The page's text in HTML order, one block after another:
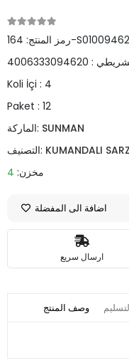
رمز المنتج:164-S01009462
:
4006333094620
Koli İçi : 4
Paket : 12
الماركة: SUNMAN
التصنيف: KUMANDALI
مخزن: 4
اضافة الى المفضلة
ارسال سريع
وصف المنتج